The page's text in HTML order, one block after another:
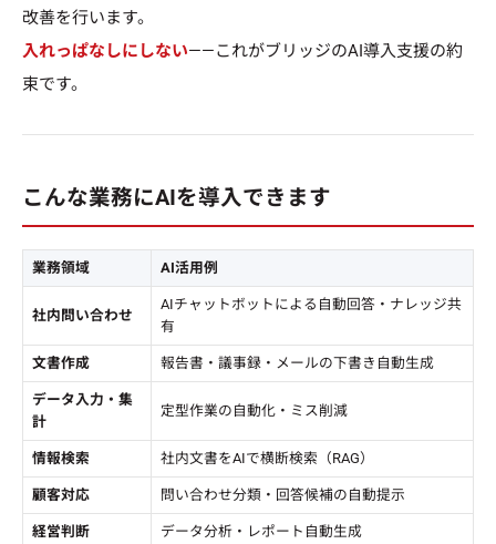
改善を行います。
入れっぱなしにしない——これがブリッジのAI導入支援の約
束です。
こんな業務にAIを導入できます
業務領域 AI活用例
社内問い合わせ
AIチャットボットによる自動回答・ナレッジ共
有
文書作成 報告書・議事録・メールの下書き自動生成
データ入力・集
計
定型作業の自動化・ミス削減
情報検索 社内文書をAIで横断検索（RAG）
顧客対応 問い合わせ分類・回答候補の自動提示
経営判断 データ分析・レポート自動生成